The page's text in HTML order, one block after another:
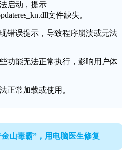
启动，提示
文件缺失。
错误提示，导致程序崩溃或无法
功能无法正常执行，影响用户体
正常加载或使用。
山毒霸”，用电脑医生修复